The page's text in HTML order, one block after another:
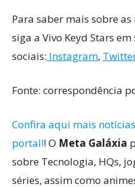
Para saber mais sobre as
siga a Vivo Keyd Stars em
sociais: Instagram,
Fonte: correspondência
Confira aqui mais
portal!! O Meta Galáxia
sobre Tecnologia, HQs,
séries, assim como